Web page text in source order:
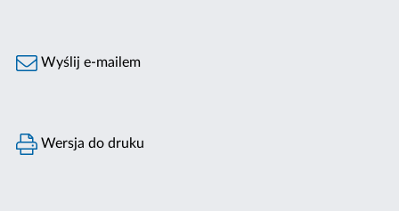
Wyślij e-mailem
Wersja do druku